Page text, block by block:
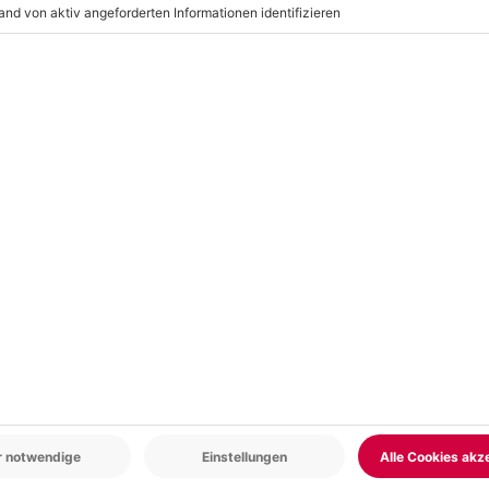
Evtl. Brillenband
-15% CLUB DEAL